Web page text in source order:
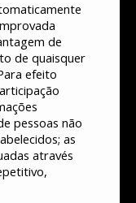
de
de quaisquer
efeito
pessoas não
as
através